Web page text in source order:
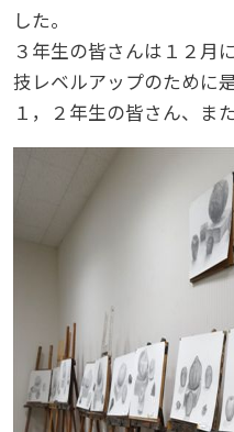
した。
３年生の皆さんは１２月
技レベルアップのために
１，２年生の皆さん、ま